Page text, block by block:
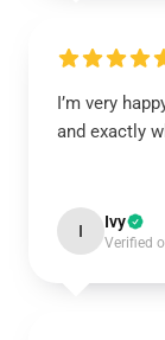
I’m very
and exactly
I Ivy
Verified